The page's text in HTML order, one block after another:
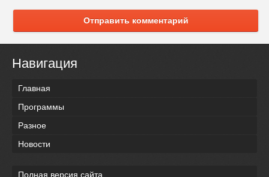
Отправить комментарий
Навигация
Главная
Программы
Разное
Новости
Полная версия сайта